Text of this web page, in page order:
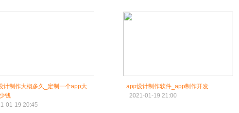
计制作大概多久_定制一个app大
钱
01-19 20:45
app设计制作软件_app制作开发
2021-01-19 21:00